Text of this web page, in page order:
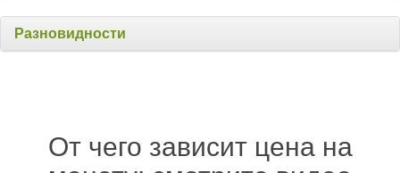
Разновидности
От чего зависит цена на